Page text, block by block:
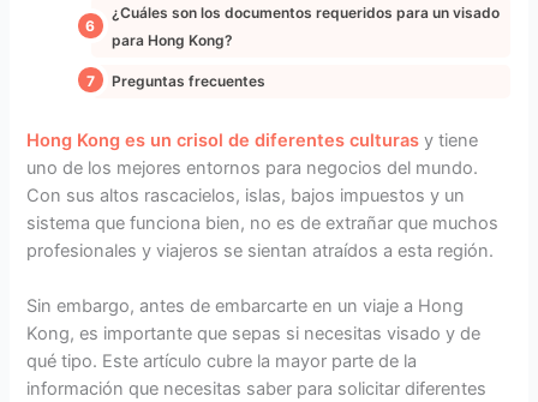
¿Cuáles son los documentos requeridos para un visado
para Hong Kong?
Preguntas frecuentes
Hong Kong es un crisol de diferentes culturas y tiene
uno de los mejores entornos para negocios del mundo.
Con sus altos rascacielos, islas, bajos impuestos y un
sistema que funciona bien, no es de extrañar que muchos
profesionales y viajeros se sientan atraídos a esta región.
Sin embargo, antes de embarcarte en un viaje a Hong
Kong, es importante que sepas si necesitas visado y de
qué tipo. Este artículo cubre la mayor parte de la
información que necesitas saber para solicitar diferentes